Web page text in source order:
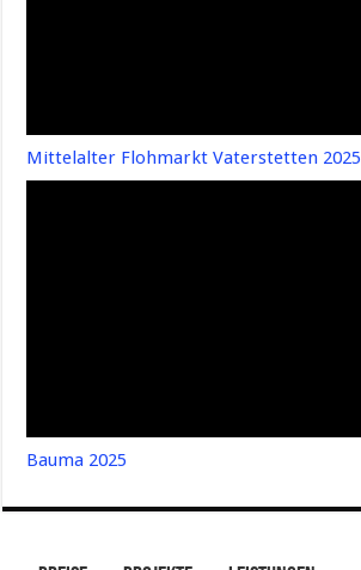
Mittelalter Flohmarkt Vaterstetten 2025
Bauma 2025